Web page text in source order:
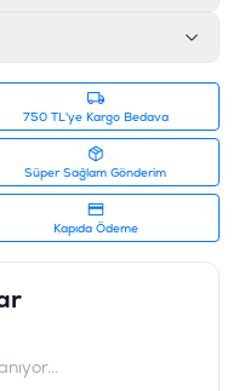
750 TL'ye Kargo Bedava
Süper Sağlam Gönderim
Kapıda Ödeme